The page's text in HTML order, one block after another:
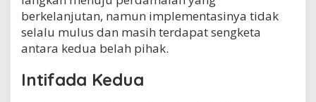
berkelanjutan, namun implementasinya tidak
selalu mulus dan masih terdapat sengketa
antara kedua belah pihak.
Intifada Kedua